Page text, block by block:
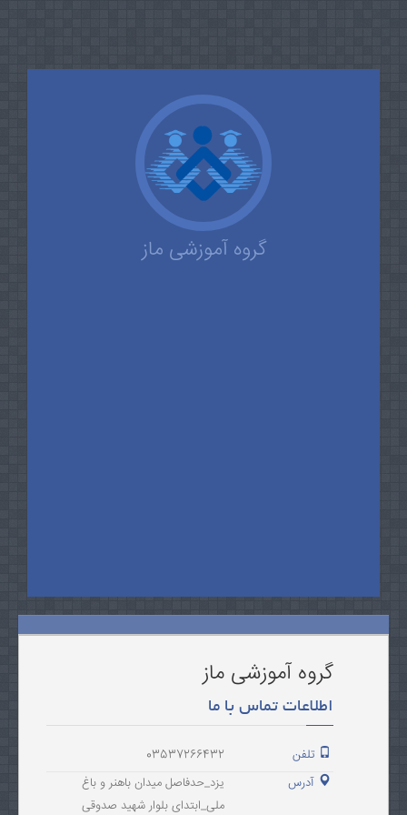
گروه آموزشی ماز
گروه آموزشی ماز
اطلاعات تماس با ما
تلفن
03537266432
آدرس
یزد_حدفاصل میدان باهنر و باغ
ملی_ابتدای بلوار شهید صدوقی